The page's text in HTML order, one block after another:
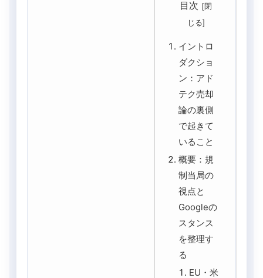
目次
イントロ
ダクショ
ン：アド
テク売却
論の裏側
で起きて
いること
概要：規
制当局の
視点と
Googleの
スタンス
を整理す
る
EU・米